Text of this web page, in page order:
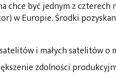
chce być jednym z
w Europie. Środki
i małych satelitów o
zdolności